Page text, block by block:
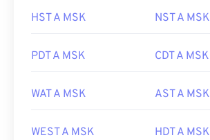
HST A MSK NST A MSK
PDT A MSK CDT A MSK
WAT A MSK AST A MSK
WEST A MSK HDT A MSK